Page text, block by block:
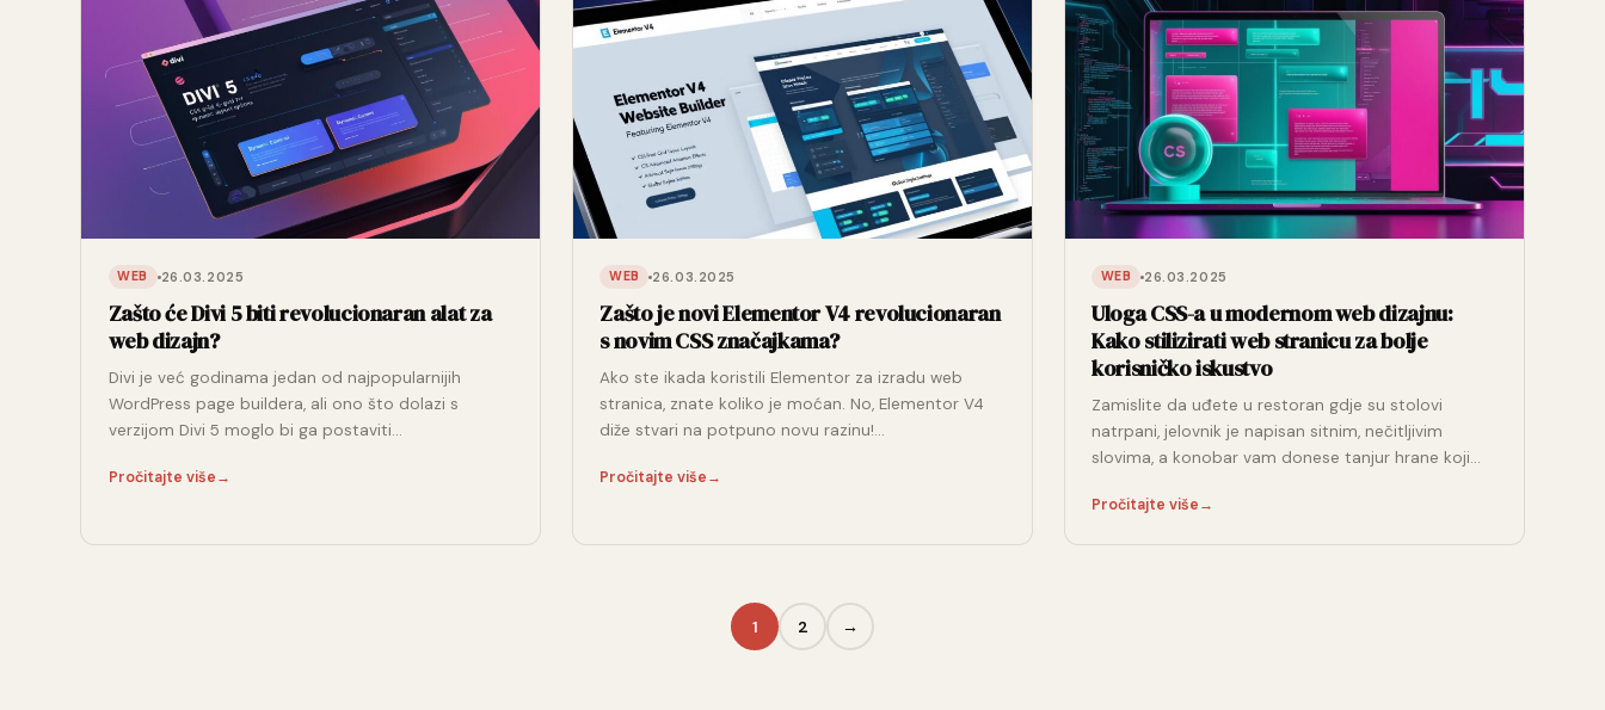
WEB 26.03.2025
Zašto će Divi 5 biti revolucionaran alat za
web dizajn?
Divi je već godinama jedan od najpopularnijih
WordPress page buildera, ali ono što dolazi s
verzijom Divi 5 moglo bi ga postaviti…
Pročitajte više→
WEB 26.03.2025
Zašto je novi Elementor V4 revolucionaran
s novim CSS značajkama?
Ako ste ikada koristili Elementor za izradu web
stranica, znate koliko je moćan. No, Elementor V4
diže stvari na potpuno novu razinu!…
Pročitajte više→
WEB 26.03.2025
Uloga CSS-a u modernom web dizajnu:
Kako stilizirati web stranicu za bolje
korisničko iskustvo
Zamislite da uđete u restoran gdje su stolovi
natrpani, jelovnik je napisan sitnim, nečitljivim
slovima, a konobar vam donese tanjur hrane koji…
Pročitajte više→
1 2 →